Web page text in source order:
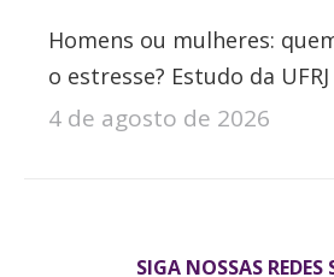
Homens ou mulheres:
o estresse? Estudo da
4 de agosto de 2026
SIGA NOSSAS REDES